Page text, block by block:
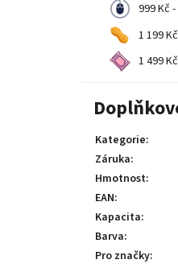
999 Kč -
1 199
1 499
Kategorie:
Záruka:
Hmotnost:
EAN:
Kapacita:
Barva:
Pro značky: